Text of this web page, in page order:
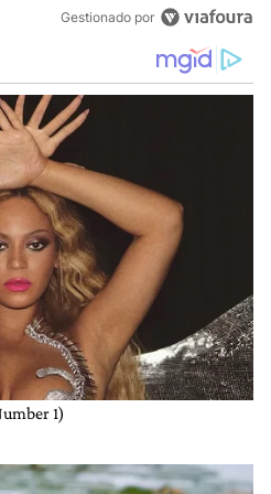
Gestionado por